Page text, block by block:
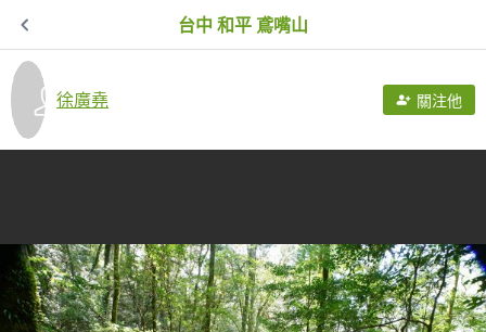
台中 和平 鳶嘴山
徐廣堯 關注他